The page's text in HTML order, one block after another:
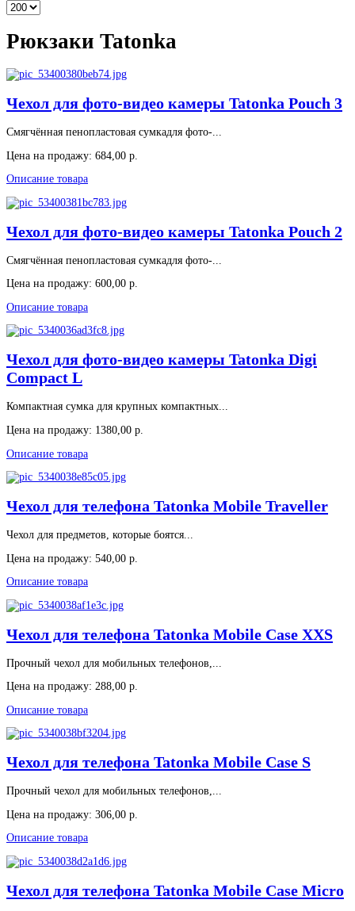
Рюкзаки Tatonka
Чехол для фото-видео камеры Tatonka Pouch 3
Смягчённая пенопластовая сумкадля фото-...
Цена на продажу: 684,00 р.
Описание товара
Чехол для фото-видео камеры Tatonka Pouch 2
Смягчённая пенопластовая сумкадля фото-...
Цена на продажу: 600,00 р.
Описание товара
Чехол для фото-видео камеры Tatonka Digi
Compact L
Компактная сумка для крупных компактных...
Цена на продажу: 1380,00 р.
Описание товара
Чехол для телефона Tatonka Mobile Traveller
Чехол для предметов, которые боятся...
Цена на продажу: 540,00 р.
Описание товара
Чехол для телефона Tatonka Mobile Case XXS
Прочный чехол для мобильных телефонов,...
Цена на продажу: 288,00 р.
Описание товара
Чехол для телефона Tatonka Mobile Case S
Прочный чехол для мобильных телефонов,...
Цена на продажу: 306,00 р.
Описание товара
Чехол для телефона Tatonka Mobile Case Micro